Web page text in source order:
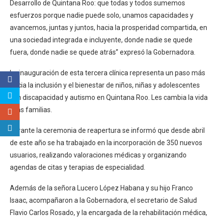
Desarrollo de Quintana Roo: que todas y todos sumemos
esfuerzos porque nadie puede solo, unamos capacidades y
avancemos, juntas y juntos, hacia la prosperidad compartida, en
una sociedad integrada e incluyente, donde nadie se quede
fuera, donde nadie se quede atrás” expresó la Gobernadora.
La inauguración de esta tercera clínica representa un paso más
hacia la inclusión y el bienestar de niños, niñas y adolescentes
con discapacidad y autismo en Quintana Roo. Les cambia la vida
a las familias.
Durante la ceremonia de reapertura se informó que desde abril
de este año se ha trabajado en la incorporación de 350 nuevos
usuarios, realizando valoraciones médicas y organizando
agendas de citas y terapias de especialidad.
Además de la señora Lucero López Habana y su hijo Franco
Isaac, acompañaron a la Gobernadora, el secretario de Salud
Flavio Carlos Rosado, y la encargada de la rehabilitación médica,